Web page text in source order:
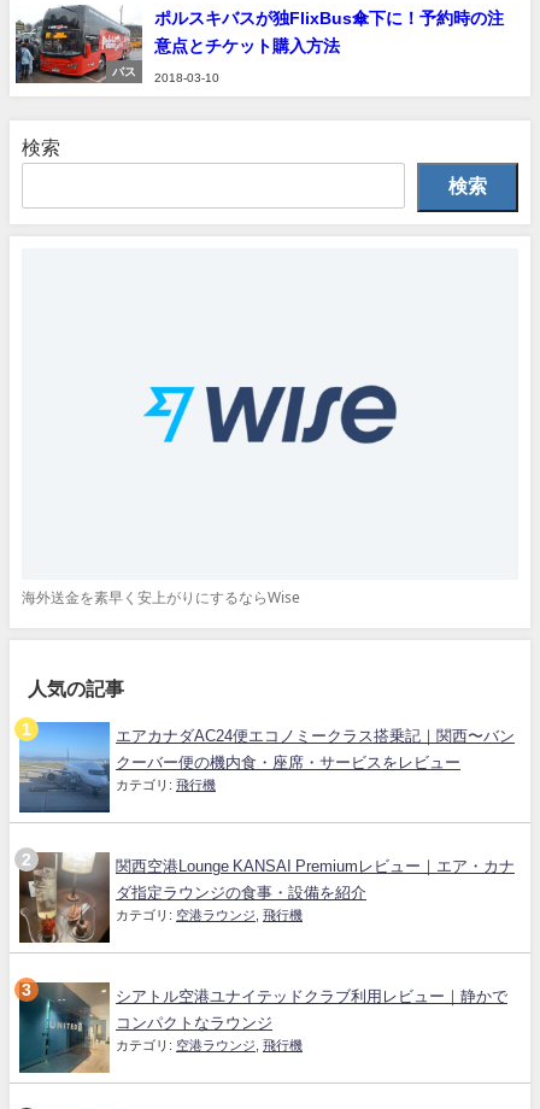
バス
ポルスキバスが独FlixBus傘下に！予約時の注
意点とチケット購入方法
2018-03-10
検索
検索
海外送金を素早く安上がりにするならWise
人気の記事
エアカナダAC24便エコノミークラス搭乗記｜関西〜バン
クーバー便の機内食・座席・サービスをレビュー
カテゴリ: 飛行機
関西空港Lounge KANSAI Premiumレビュー｜エア・カナ
ダ指定ラウンジの食事・設備を紹介
カテゴリ: 空港ラウンジ 飛行機
シアトル空港ユナイテッドクラブ利用レビュー｜静かで
コンパクトなラウンジ
カテゴリ: 空港ラウンジ 飛行機